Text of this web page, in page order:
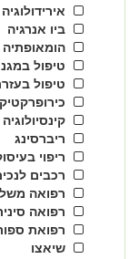
אירידולוגיה
ביו אנרגיה
הומאופתיה
טיפול
טיפול
קינסיולוגיה
ריברסינג
ריפוי
רכבים
רפואה
רפואה
רפואת
שיאצו